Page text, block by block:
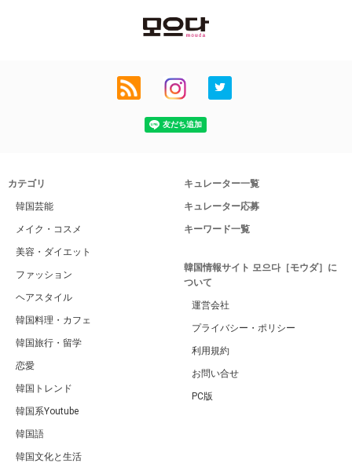
カテゴリ
韓国芸能
メイク・コスメ
美容・ダイエット
ファッション
ヘアスタイル
韓国料理・カフェ
韓国旅行・留学
恋愛
韓国トレンド
韓国系Youtube
韓国語
韓国文化と生活
キュレーター一覧
キュレーター応募
キーワード一覧
韓国情報サイト 모으다［モウダ］に
ついて
運営会社
プライバシー・ポリシー
利用規約
お問い合せ
PC版